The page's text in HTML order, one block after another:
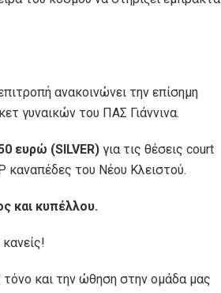
ανακοινώνει την επίσημη
γυναικών του ΠΑΣ Γιάννινα.
ευρώ (SILVER) για τις θέσεις court
καναπέδες του Νέου Κλειστού.
και κυπέλλου.
τόνο και την ώθηση στην ομάδα μας